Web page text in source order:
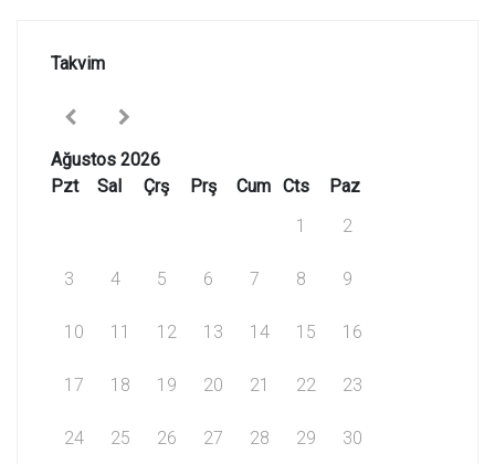
Takvim
Ağustos 2026
Pzt
Sal Çrş Prş Cum Cts
Paz
1
2
3 4 5 6 7 8 9
10 11 12 13 14 15 16
17 18 19 20 21 22 23
24 25 26 27 28 29 30